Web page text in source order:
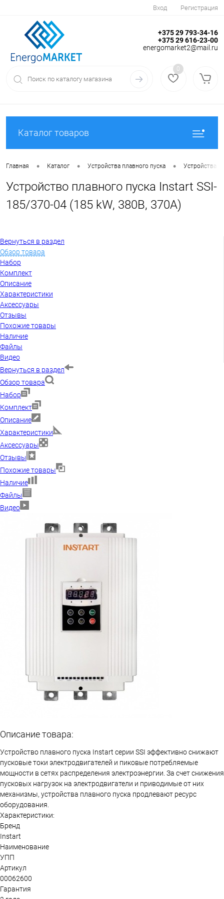
Вход Регистрация
+375 29 793-34-16
+375 29 616-23-00
energomarket2@mail.ru
0
Каталог товаров
Главная • Каталог • Устройства плавного пуска • Устройства
Устройство плавного пуска Instart SSI-
185/370-04 (185 kW, 380В, 370А)
Вернуться в раздел
Обзор товара
Набор
Комплект
Описание
Характеристики
Аксессуары
Отзывы
Похожие товары
Наличие
Файлы
Видео
Вернуться в раздел
Обзор товара
Набор
Комплект
Описание
Характеристики
Аксессуары
Отзывы
Похожие товары
Наличие
Файлы
Видео
Описание товара:
Устройство плавного пуска Instart серии SSI эффективно снижают
пусковые токи электродвигателей и пиковые потребляемые
мощности в сетях распределения электроэнергии. За счет снижения
пусковых нагрузок на электродвигатели и приводимые от них
механизмы, устройства плавного пуска продлевают ресурс
оборудования.
Характеристики:
Бренд
Instart
Наименование
УПП
Артикул
00062600
Гарантия